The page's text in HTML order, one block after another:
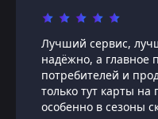
Лучший сервис,
надёжно, а главное
потребителей и
только тут карты на
особенно в сезоны